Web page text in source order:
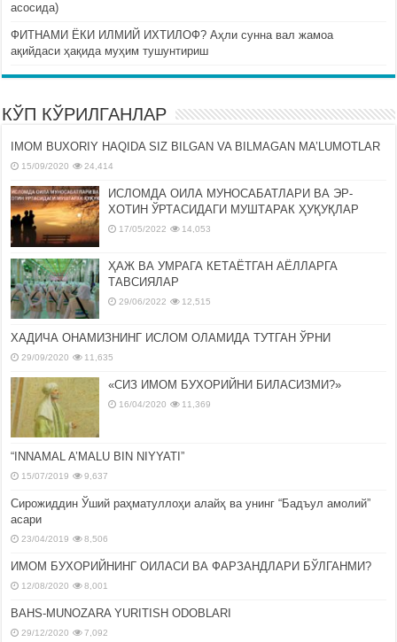
асосида)
ФИТНАМИ ЁКИ ИЛМИЙ ИХТИЛОФ? Аҳли сунна вал жамоа
ақийдаси ҳақида муҳим тушунтириш
КЎП КЎРИЛГАНЛАР
IMOM BUXORIY HAQIDA SIZ BILGAN VA BILMAGAN MA’LUMOTLAR
15/09/2020 24,414
ИСЛОМДА ОИЛА МУНОСАБАТЛАРИ ВА ЭР-
ХОТИН ЎРТАСИДАГИ МУШТАРАК ҲУҚУҚЛАР
17/05/2022 14,053
ҲАЖ ВА УМРАГА КЕТАЁТГАН АЁЛЛАРГА
ТАВСИЯЛАР
29/06/2022 12,515
ХАДИЧА ОНАМИЗНИНГ ИСЛОМ ОЛАМИДА ТУТГАН ЎРНИ
29/09/2020 11,635
«СИЗ ИМОМ БУХОРИЙНИ БИЛАСИЗМИ?»
16/04/2020 11,369
“INNAMAL A’MALU BIN NIYYATI”
15/07/2019 9,637
Сирожиддин Ўший раҳматуллоҳи алайҳ ва унинг “Бадъул амолий”
асари
23/04/2019 8,506
ИМОМ БУХОРИЙНИНГ ОИЛАСИ ВА ФАРЗАНДЛАРИ БЎЛГАНМИ?
12/08/2020 8,001
BAHS-MUNOZARA YURITISH ODOBLARI
29/12/2020 7,092